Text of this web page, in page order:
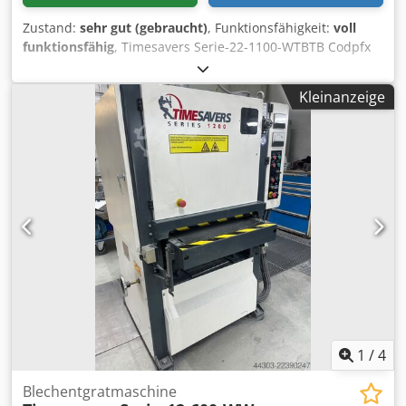
Zustand: sehr gut (gebraucht), Funktionsfähigkeit: voll
funktionsfähig, Timesavers Serie-22-1100-WTBTB Codpfx
Abeznlxrokerf Die Serie-22-1100-WTBTB mit einer
Durchlassbreite von 1100mm und einer Tischöffnung von
0.8-100mm eignet sich mit Ihren 3 Stationen ideal zum
bearbeiten von Laser-, Stanz-, Wasserstrahl-, oder
Plasmateilen. Mit der Schleifbandstation lassen sich
Spritzer sowie hochstehende Grate entfernen. Im
Anschluß werden mit den Tellerbürsten die
Kantengebrochen und leicht verrundet. Um eine
gleichmäßiges Ergebniss zu erzielen haben wir zwei
oszilierende Bürststationen in denen die Tellerbürsten
einmal links und einmal rechts herum drehen. Durch das
schnellwechselsystem von Band und Bürsten ist ein
Umrüsten der Maschine in wenigen Handgriffen erfolgt.
Der Transportteppich wie auch alle weiteren Stationen
sind Frequenzgeregelt und somit in der Geschwindigkeit
stufenlos einstellbar.
Kleinanzeige
1 /4
Blechentgratmaschine